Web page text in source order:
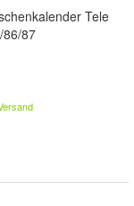
Tele
86/87